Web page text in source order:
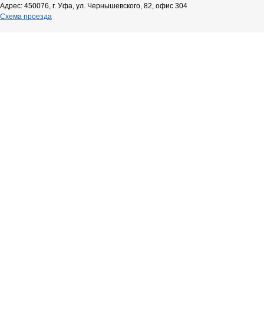
Адрес: 450076, г. Уфа, ул. Чернышевского, 82, офис 304
Схема проезда